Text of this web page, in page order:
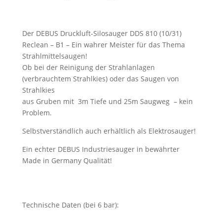
Der DEBUS Druckluft-Silosauger DDS 810 (10/31)
Reclean – B1 – Ein wahrer Meister für das Thema
Strahlmittelsaugen!
Ob bei der Reinigung der Strahlanlagen
(verbrauchtem Strahlkies) oder das Saugen von
Strahlkies
aus Gruben mit 3m Tiefe und 25m Saugweg – kein
Problem.
Selbstverständlich auch erhältlich als Elektrosauger!
Ein echter DEBUS Industriesauger in bewährter
Made in Germany Qualität!
Technische Daten (bei 6 bar):